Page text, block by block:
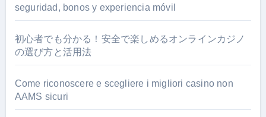
seguridad, bonos y experiencia móvil
初心者でも分かる！安全で楽しめるオンラインカジノ
の選び方と活用法
Come riconoscere e scegliere i migliori casino non
AAMS sicuri